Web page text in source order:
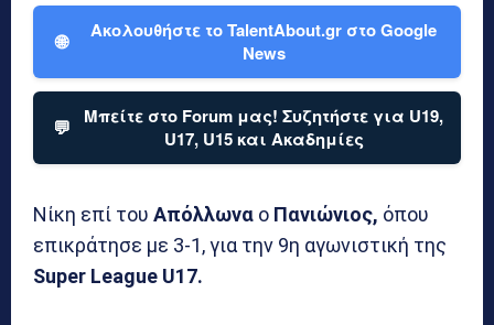
🌐
Ακολουθήστε το TalentAbout.gr στο Google
News
💬
Μπείτε στο Forum μας! Συζητήστε για U19,
U17, U15 και Ακαδημίες
Νίκη επί του Απόλλωνα ο Πανιώνιος, όπου
επικράτησε με 3-1, για την 9η αγωνιστική της
Super League U17.